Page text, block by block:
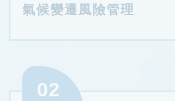
氣候變遷風險管理
02